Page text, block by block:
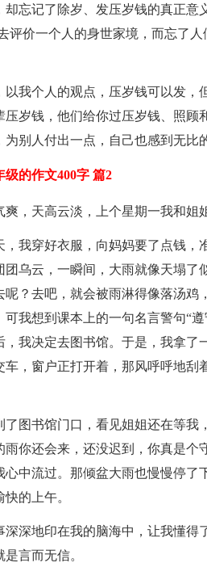
却忘记了除岁、发压岁钱的真正意
评价一个人的身世家境，而忘了
以我个人的观点，压岁钱可以发，
压岁钱，他们给你过压岁钱、照
为别人付出一点，自己也感到无比
级的作文400字 篇2
爽，天高云淡，上个星期一我和姐
，我穿好衣服，向妈妈要了点钱，
团乌云，一瞬间，大雨就像天塌了
呢？去吧，就会被雨淋得像落汤鸡
可我想到课本上的一句名言警句“
，我决定去图书馆。于是，我拿
车，窗户正打开着，那风呼呼地
了图书馆门口，看见姐姐还在等我
雨你还会来，还没迟到，你真是个
心中流过。那倾盆大雨也慢慢停
的上午。
深深地印在我的脑海中，让我懂得
言而无信。